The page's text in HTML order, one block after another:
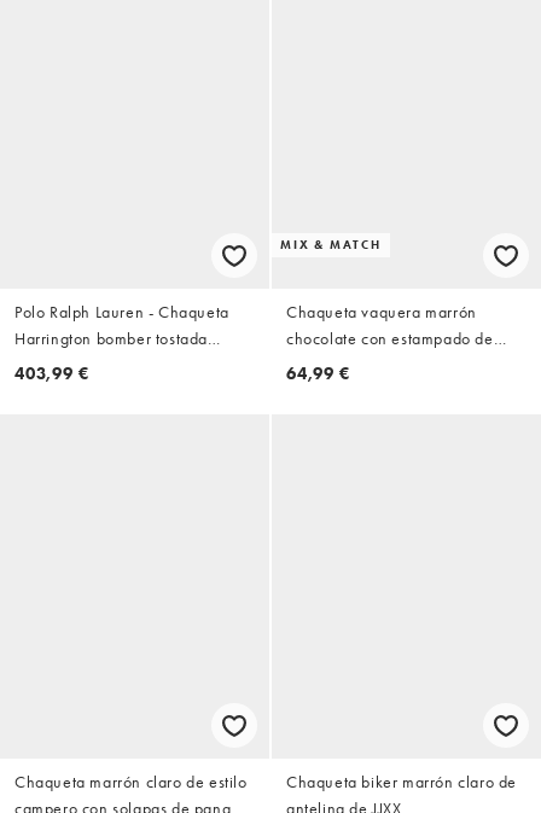
Polo Ralph Lauren - Chaqueta
Harrington bomber tostada
extragrande con logo de icono
403,99 €
MIX & MATCH
Chaqueta vaquera marrón
chocolate con estampado de
lunares y cuello alzado de ASOS
64,99 €
Chaqueta marrón claro de estilo
campero con solapas de pana de
Chaqueta biker marrón claro de
antelina de JJXX